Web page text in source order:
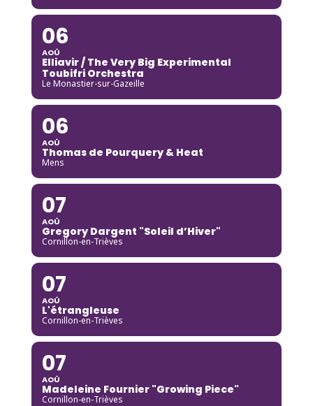
06
AOÛ
Elliavir / The Very Big Experimental
Toubifri Orchestra
Le Monastier-sur-Gazeille
06
AOÛ
Thomas de Pourquery & Heat
Mens
07
AOÛ
Gregory Dargent "Soleil d’Hiver"
Cornillon-en-Trièves
07
AOÛ
L'étrangleuse
Cornillon-en-Trièves
07
AOÛ
Madeleine Fournier "Growing Piece"
Cornillon-en-Trièves